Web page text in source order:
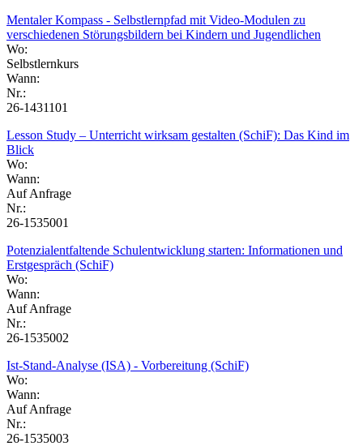
Mentaler Kompass - Selbstlernpfad mit Video-Modulen zu
verschiedenen Störungsbildern bei Kindern und Jugendlichen
Wo:
Selbstlernkurs
Wann:
Nr.:
26-1431101
Lesson Study – Unterricht wirksam gestalten (SchiF): Das Kind im
Blick
Wo:
Wann:
Auf Anfrage
Nr.:
26-1535001
Potenzialentfaltende Schulentwicklung starten: Informationen und
Erstgespräch (SchiF)
Wo:
Wann:
Auf Anfrage
Nr.:
26-1535002
Ist-Stand-Analyse (ISA) - Vorbereitung (SchiF)
Wo:
Wann:
Auf Anfrage
Nr.:
26-1535003